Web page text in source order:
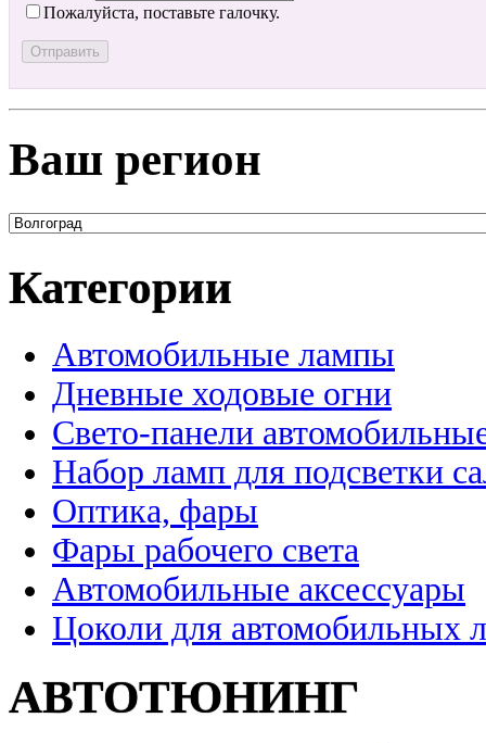
Пожалуйста, поставьте галочку.
Ваш регион
Категории
Автомобильные лампы
Дневные ходовые огни
Свето-панели
Набор ламп для подсветки
Оптика, фары
Фары рабочего света
Автомобильные аксессуары
Цоколи для автомобильных
АВТОТЮНИНГ